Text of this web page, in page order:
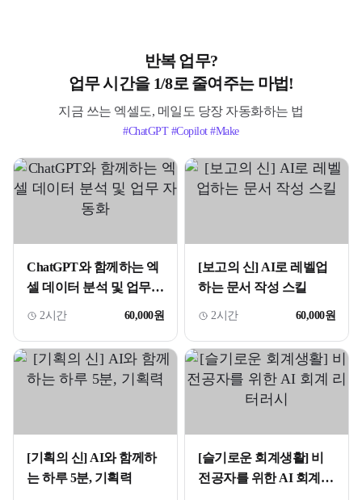
반복 업무?
업무 시간을 1/8로 줄여주는 마법!
지금 쓰는 엑셀도, 메일도 당장 자동화하는 법
#ChatGPT #Copilot #Make
ChatGPT와 함께하는 엑
셀 데이터 분석 및 업무
자동화
2시간 60,000원
[보고의 신] AI로 레벨업
하는 문서 작성 스킬
2시간 60,000원
[기획의 신] AI와 함께하
는 하루 5분, 기획력
[슬기로운 회계생활] 비
전공자를 위한 AI 회계